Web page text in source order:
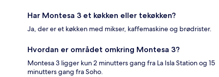
Har Montesa 3 et køkken eller tekøkken?
Ja, der er et køkken med mikser, kaffemaskine og brødrister.
Hvordan er området omkring Montesa 3?
Montesa 3 ligger kun 2 minutters gang fra La Isla Station og 15
minutters gang fra Soho.